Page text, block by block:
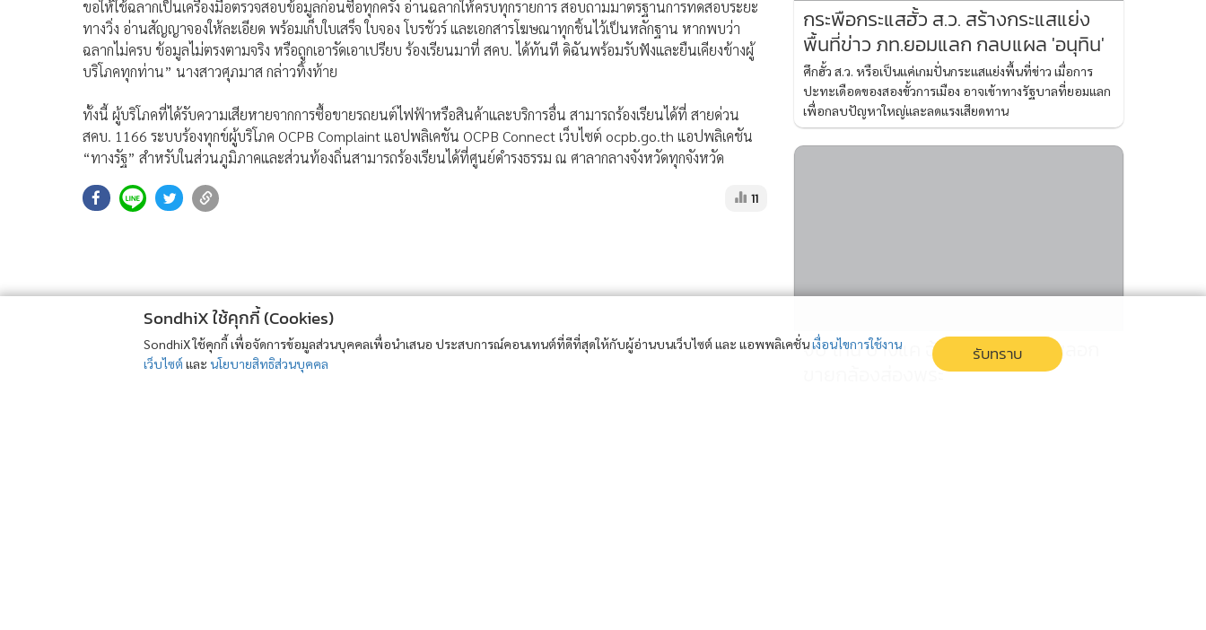
ขอให้ใช้ฉลากเป็นเครื่องมือตรวจสอบข้อมูลก่อนซื้อทุกครั้ง อ่านฉลากให้ครบทุกรายการ สอบถามมาตรฐานการทดสอบระยะ
ทางวิ่ง อ่านสัญญาจองให้ละเอียด พร้อมเก็บใบเสร็จ ใบจอง โบรชัวร์ และเอกสารโฆษณาทุกชิ้นไว้เป็นหลักฐาน หากพบว่า
ฉลากไม่ครบ ข้อมูลไม่ตรงตามจริง หรือถูกเอารัดเอาเปรียบ ร้องเรียนมาที่ สคบ. ได้ทันที ดิฉันพร้อมรับฟังและยืนเคียงข้างผู้
บริโภคทุกท่าน” นางสาวศุภมาส กล่าวทิ้งท้าย
ทั้งนี้ ผู้บริโภคที่ได้รับความเสียหายจากการซื้อขายรถยนต์ไฟฟ้าหรือสินค้าและบริการอื่น สามารถร้องเรียนได้ที่ สายด่วน
สคบ. 1166 ระบบร้องทุกข์ผู้บริโภค OCPB Complaint แอปพลิเคชัน OCPB Connect เว็บไซต์ ocpb.go.th แอปพลิเคชัน
“ทางรัฐ” สำหรับในส่วนภูมิภาคและส่วนท้องถิ่นสามารถร้องเรียนได้ที่ศูนย์ดำรงธรรม ณ ศาลากลางจังหวัดทุกจังหวัด
11
กระพือกระแสฮั้ว ส.ว. สร้างกระแสแย่ง
พื้นที่ข่าว ภท.ยอมแลก กลบแผล 'อนุทิน'
ศึกฮั้ว ส.ว. หรือเป็นแค่เกมปั่นกระแสแย่งพื้นที่ข่าว เมื่อการ
ปะทะเดือดของสองขั้วการเมือง อาจเข้าทางรัฐบาลที่ยอมแลก
เพื่อกลบปัญหาใหญ่และลดแรงเสียดทาน
จับ โทน บางแค ฉ้อโกงประชาชน หลอก
ขายกล้องส่องพระ
SondhiX ใช้คุกกี้ (Cookies)
SondhiX ใช้คุกกี้ เพื่อจัดการข้อมูลส่วนบุคคลเพื่อนำเสนอ ประสบการณ์คอนเทนต์ที่ดีที่สุดให้กับผู้อ่านบนเว็บไซต์ และ แอพพลิเคชั่นเงื่อนไขการใช้งาน
เว็บไซต์ และ นโยบายสิทธิส่วนบุคคล รับทราบ